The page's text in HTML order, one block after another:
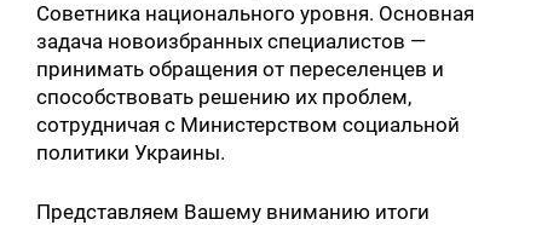
Советника национального уровня. Основная
задача новоизбранных специалистов —
принимать обращения от переселенцев и
способствовать решению их проблем,
сотрудничая с Министерством социальной
политики Украины.
Представляем Вашему вниманию итоги